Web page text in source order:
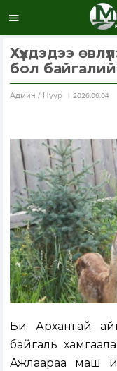
Хүүхдэдээ
бол
Aдмин / Нүүр 2026.06.04
Би Архангай
байгаль
Ажлаараа маш